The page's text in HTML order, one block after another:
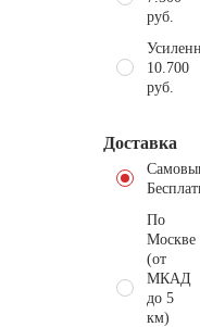
руб.
10.700
руб.
Доставка
По
Москве
(от
МКАД
до 5
км)